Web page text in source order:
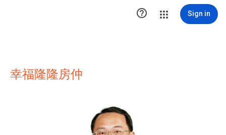
 Sign in
幸福隆隆房仲